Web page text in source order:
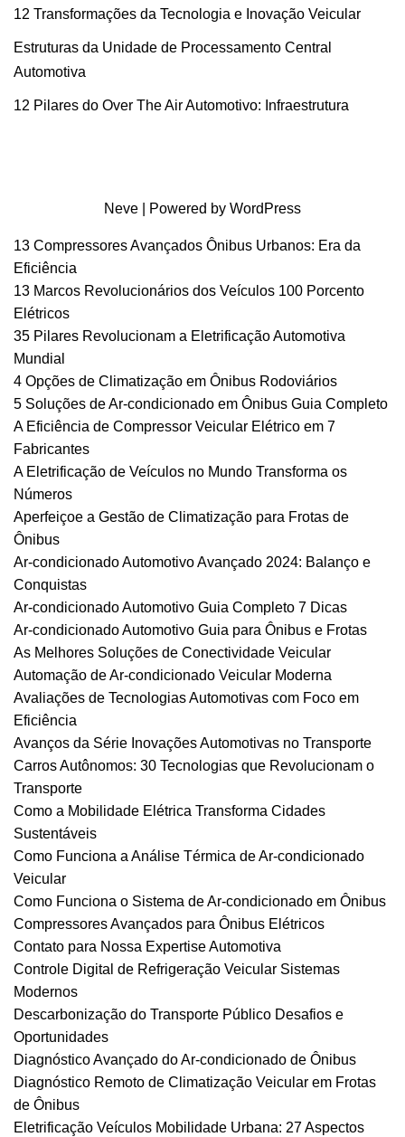
12 Transformações da Tecnologia e Inovação Veicular
Estruturas da Unidade de Processamento Central
Automotiva
12 Pilares do Over The Air Automotivo: Infraestrutura
Neve | Powered by WordPress
13 Compressores Avançados Ônibus Urbanos: Era da
Eficiência
13 Marcos Revolucionários dos Veículos 100 Porcento
Elétricos
35 Pilares Revolucionam a Eletrificação Automotiva
Mundial
4 Opções de Climatização em Ônibus Rodoviários
5 Soluções de Ar-condicionado em Ônibus Guia Completo
A Eficiência de Compressor Veicular Elétrico em 7
Fabricantes
A Eletrificação de Veículos no Mundo Transforma os
Números
Aperfeiçoe a Gestão de Climatização para Frotas de
Ônibus
Ar-condicionado Automotivo Avançado 2024: Balanço e
Conquistas
Ar-condicionado Automotivo Guia Completo 7 Dicas
Ar-condicionado Automotivo Guia para Ônibus e Frotas
As Melhores Soluções de Conectividade Veicular
Automação de Ar-condicionado Veicular Moderna
Avaliações de Tecnologias Automotivas com Foco em
Eficiência
Avanços da Série Inovações Automotivas no Transporte
Carros Autônomos: 30 Tecnologias que Revolucionam o
Transporte
Como a Mobilidade Elétrica Transforma Cidades
Sustentáveis
Como Funciona a Análise Térmica de Ar-condicionado
Veicular
Como Funciona o Sistema de Ar-condicionado em Ônibus
Compressores Avançados para Ônibus Elétricos
Contato para Nossa Expertise Automotiva
Controle Digital de Refrigeração Veicular Sistemas
Modernos
Descarbonização do Transporte Público Desafios e
Oportunidades
Diagnóstico Avançado do Ar-condicionado de Ônibus
Diagnóstico Remoto de Climatização Veicular em Frotas
de Ônibus
Eletrificação Veículos Mobilidade Urbana: 27 Aspectos